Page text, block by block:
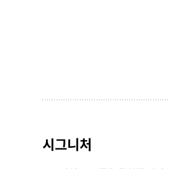
시그니처